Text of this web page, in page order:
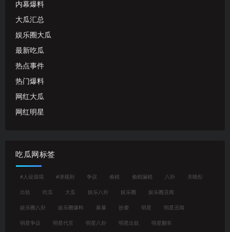
内幕爆料
大瓜汇总
娱乐圈大瓜
最新吃瓜
热点事件
热门爆料
网红大瓜
网红明星
吃瓜网标签
#人设崩塌 #潜规则 争议 偷税 偷税漏税 八卦 关晓彤
出轨 吃瓜 大瓜 娱乐八卦 娱乐圈 娱乐圈丑闻
娱乐圈八卦 娱乐圈爆料 家暴 抄袭 明星 明星丑闻
明星争议 明星代言 明星八卦 明星出轨 明星翻车